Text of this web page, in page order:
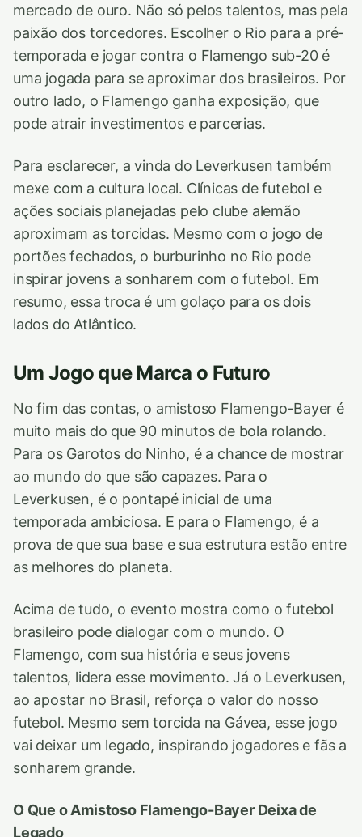
mercado de ouro. Não só pelos talentos, mas pela
paixão dos torcedores. Escolher o Rio para a pré-
temporada e jogar contra o Flamengo sub-20 é
uma jogada para se aproximar dos brasileiros. Por
outro lado, o Flamengo ganha exposição, que
pode atrair investimentos e parcerias.
Para esclarecer, a vinda do Leverkusen também
mexe com a cultura local. Clínicas de futebol e
ações sociais planejadas pelo clube alemão
aproximam as torcidas. Mesmo com o jogo de
portões fechados, o burburinho no Rio pode
inspirar jovens a sonharem com o futebol. Em
resumo, essa troca é um golaço para os dois
lados do Atlântico.
Um Jogo que Marca o Futuro
No fim das contas, o amistoso Flamengo-Bayer é
muito mais do que 90 minutos de bola rolando.
Para os Garotos do Ninho, é a chance de mostrar
ao mundo do que são capazes. Para o
Leverkusen, é o pontapé inicial de uma
temporada ambiciosa. E para o Flamengo, é a
prova de que sua base e sua estrutura estão entre
as melhores do planeta.
Acima de tudo, o evento mostra como o futebol
brasileiro pode dialogar com o mundo. O
Flamengo, com sua história e seus jovens
talentos, lidera esse movimento. Já o Leverkusen,
ao apostar no Brasil, reforça o valor do nosso
futebol. Mesmo sem torcida na Gávea, esse jogo
vai deixar um legado, inspirando jogadores e fãs a
sonharem grande.
O Que o Amistoso Flamengo-Bayer Deixa de
Legado